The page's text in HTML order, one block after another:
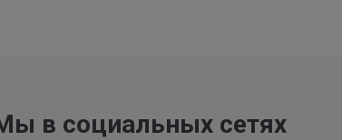
в социальных сетях